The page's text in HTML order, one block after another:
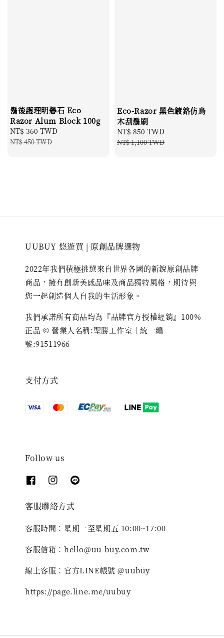
鬍後護理明礬石 Eco
Razor Alum Block 100g
Sale
price
NT$ 360 TWD
NT$ 450 TWD
Eco‑Razor 黑色鍍鉻仿烏
木刮鬍刷
Sale
price
NT$ 850 TWD
NT$ 1,100 TWD
UUBUY 悠遊買 | 原創品牌選物
2022年我們積極挑選來自世界各國的新銳原創品牌
商品，擁有創新美感品味及商品獨特風格，期待與
您一起創造個人自我的生活形象。
我們承諾所有商品均為『品牌官方授權經銷』100%
正品 © 營業人名稱:聖勝工作室｜統一編
號:91511966
支付方式
Follow us
客服聯絡方式
客服時間：星期一至星期五 10:00~17:00
客服信箱：hello@uu-buy.com.tw
線上客服：官方LINE帳號 @uubuy
https://page.line.me/uubuy